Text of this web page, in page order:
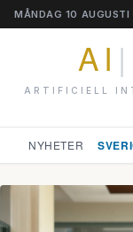
MÅNDAG 10
AI |
ARTIFICIELL
NYHETER